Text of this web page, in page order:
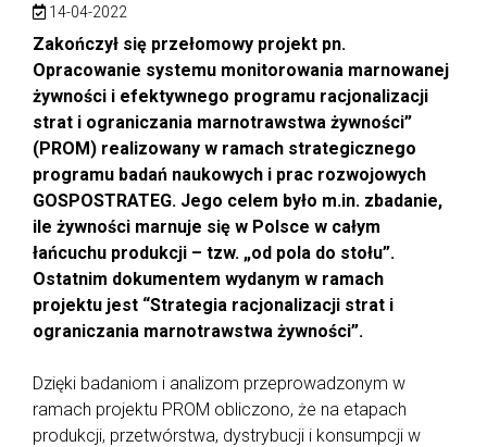
14-04-2022
Zakończył się przełomowy projekt pn.
Opracowanie systemu monitorowania marnowanej
żywności i efektywnego programu racjonalizacji
strat i ograniczania marnotrawstwa żywności”
(PROM) realizowany w ramach strategicznego
programu badań naukowych i prac rozwojowych
GOSPOSTRATEG. Jego celem było m.in. zbadanie,
ile żywności marnuje się w Polsce w całym
łańcuchu produkcji – tzw. „od pola do stołu”.
Ostatnim dokumentem wydanym w ramach
projektu jest “Strategia racjonalizacji strat i
ograniczania marnotrawstwa żywności”.
Dzięki badaniom i analizom przeprowadzonym w
ramach projektu PROM obliczono, że na etapach
produkcji, przetwórstwa, dystrybucji i konsumpcji w